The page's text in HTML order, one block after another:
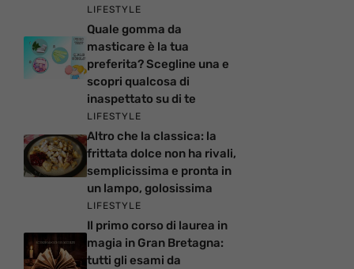
LIFESTYLE
Quale gomma da
masticare è la tua
preferita? Scegline una e
scopri qualcosa di
inaspettato su di te
LIFESTYLE
Altro che la classica: la
frittata dolce non ha rivali,
semplicissima e pronta in
un lampo, golosissima
LIFESTYLE
Il primo corso di laurea in
magia in Gran Bretagna:
tutti gli esami da